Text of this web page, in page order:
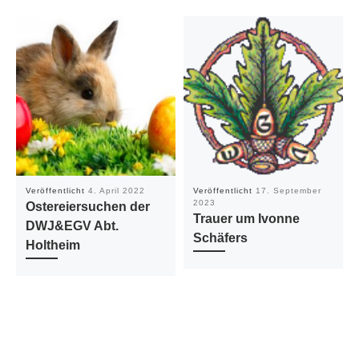
Veröffentlicht 4. April 2022
Ostereiersuchen der
DWJ&EGV Abt.
Holtheim
Veröffentlicht 17. September
2023
Trauer um Ivonne
Schäfers